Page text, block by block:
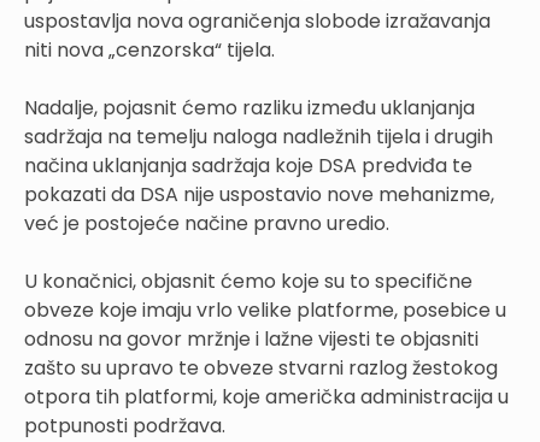
uspostavlja nova ograničenja slobode izražavanja
niti nova „cenzorska“ tijela.
Nadalje, pojasnit ćemo razliku između uklanjanja
sadržaja na temelju naloga nadležnih tijela i drugih
načina uklanjanja sadržaja koje DSA predviđa te
pokazati da DSA nije uspostavio nove mehanizme,
već je postojeće načine pravno uredio.
U konačnici, objasnit ćemo koje su to specifične
obveze koje imaju vrlo velike platforme, posebice u
odnosu na govor mržnje i lažne vijesti te objasniti
zašto su upravo te obveze stvarni razlog žestokog
otpora tih platformi, koje američka administracija u
potpunosti podržava.